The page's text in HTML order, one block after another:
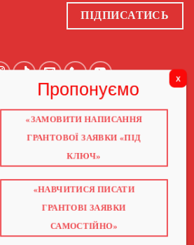
ПІДПИСАТИСЬ
ГОЛОВНА
ПРО НАС
ГРАНТИ 2026
НАВЧАННЯ
КНИГИ
ВІДЕО ПРО ГРАНТИ
«ЗАМОВИТИ НАПИСАННЯ
ГРАНТОВОЇ ЗАЯВКИ «ПІД
КЛЮЧ»
«НАВЧИТИСЯ ПИСАТИ
ГРАНТОВІ ЗАЯВКИ
САМОСТІЙНО»